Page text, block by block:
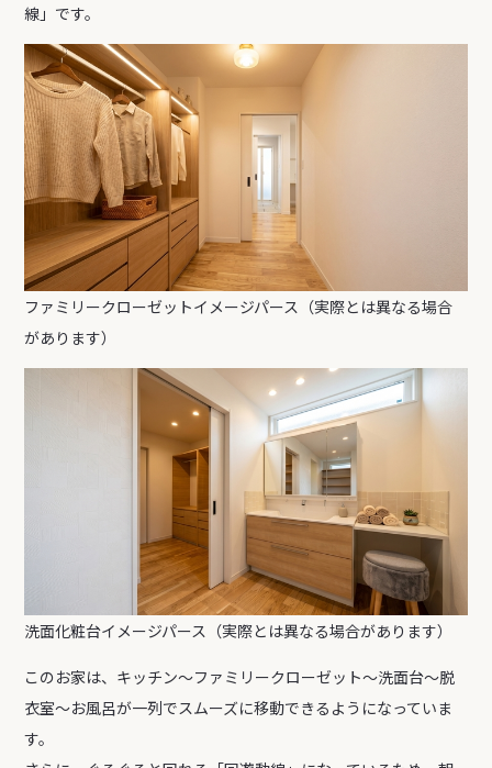
線」です。
ファミリークローゼットイメージパース（実際とは異なる場合
があります）
洗面化粧台イメージパース（実際とは異なる場合があります）
このお家は、キッチン～ファミリークローゼット～洗面台～脱
衣室～お風呂が一列でスムーズに移動できるようになっていま
す。